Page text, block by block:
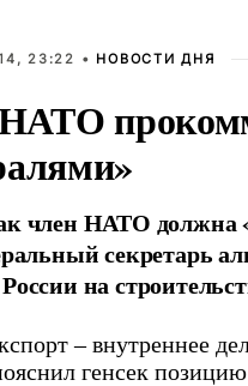
23:22 • НОВОСТИ ДНЯ
член НАТО должна
секретарь
на
– внутреннее
генсек